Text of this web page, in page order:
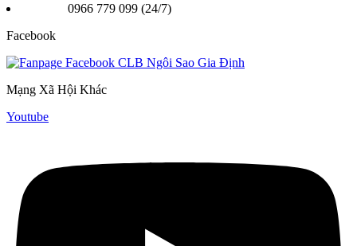
0966 779 099 (24/7)
Facebook
Mạng Xã Hội Khác
Youtube